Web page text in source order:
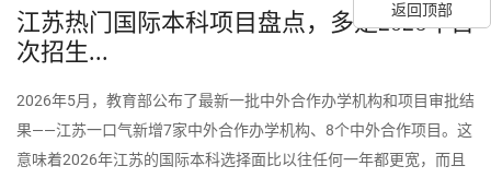
江苏热门国际本科项目盘点，多是2026年首
次招生...
2026年5月，教育部公布了最新一批中外合作办学机构和项目审批结
果——江苏一口气新增7家中外合作办学机构、8个中外合作项目。这
意味着2026年江苏的国际本科选择面比以往任何一年都更宽，而且
返回顶部